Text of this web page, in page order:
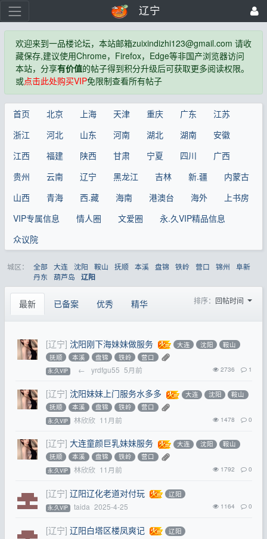
辽宁
欢迎来到一品楼论坛，本站邮箱zuixindizhi123@gmail.com 请收
藏保存,建议使用Chrome，Firefox，Edge等非国产浏览器访问
本站，分享有价值的帖子得到积分升级后可获取更多阅读权限。
或点击此处购买VIP免限制查看所有帖子
首页 北京 上海 天津 重庆 广东
江苏
浙江
河北 山东 河南 湖北 湖南
安徽
江西
福建 陕西 甘肃 宁夏 四川
广西
贵州
云南 辽宁 黑龙江 吉林 新.疆
内蒙古
山西
青海 西.藏 海南 港澳台 海外
上书房
VIP专属信息
情人圈 文爱圈
永.久VIP精品信息
众议院
城区： 全部 大连 沈阳 鞍山 抚顺 本溪 盘锦 铁岭 营口 锦州
阜新
丹东
葫芦岛 辽阳
最新 已备案 优秀 精华 排序： 回帖时间
[辽宁] 沈阳刚下海妹妹做服务 大连 沈阳
鞍山
抚顺
本溪 盘锦 铁岭 营口
永.久VIP ← yrdfgu55 5月前 2736 1
[辽宁] 沈阳妹妹上门服务水多多 大连 沈阳
鞍山
抚顺
本溪 盘锦 铁岭 营口
永.久VIP 林欣欣 11月前 1478 0
[辽宁] 大连童颜巨乳妹妹服务 大连 沈阳
鞍山
抚顺
本溪 盘锦 铁岭 营口
永.久VIP 林欣欣 11月前 1792 0
[辽宁] 辽阳辽化老道对付玩 辽阳
永.久VIP taida 2025-4-25 1164 0
[辽宁] 辽阳白塔区楼凤爽记 辽阳